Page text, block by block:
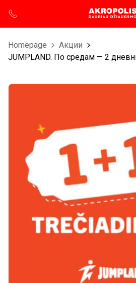
Homepage
Aкции
JUMPLAND. По средам — 2